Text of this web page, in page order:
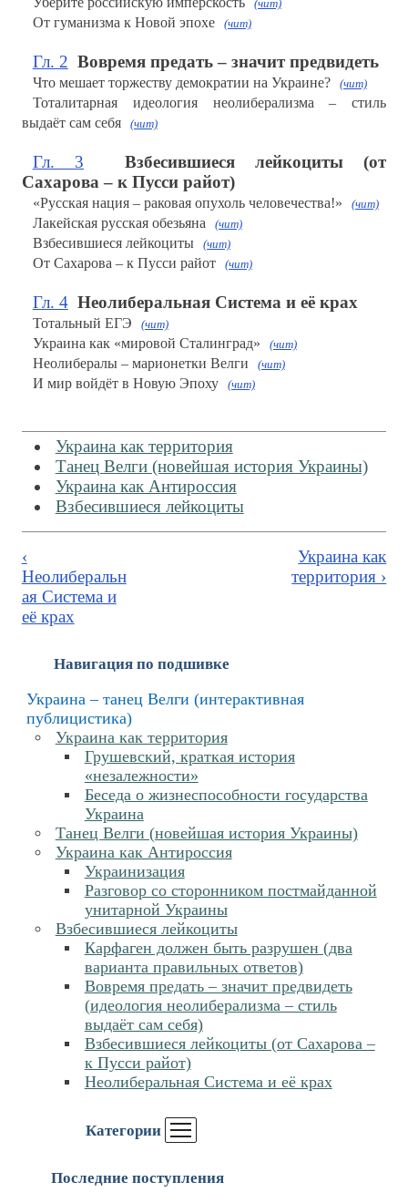
Навигация по подшивке
Украина – танец Велги (интерактивная
публицистика)
Украина как территория
Грушевский, краткая история
«незалежности»
Беседа о жизнеспособности государства
Украина
Танец Велги (новейшая история Украины)
Украина как Антироссия
Украинизация
Разговор со сторонником постмайданной
унитарной Украины
Взбесившиеся лейкоциты
Карфаген должен быть разрушен (два
варианта правильных ответов)
Вовремя предать – значит предвидеть
(идеология неолиберализма – стиль
выдаёт сам себя)
Взбесившиеся лейкоциты (от Сахарова –
к Пусси райот)
Неолиберальная Система и её крах
Категории
Последние поступления
(чит)
От гуманизма к Новой эпохе (чит)
Гл. 2 Вовремя предать – значит предвидеть
Что мешает торжеству демократии на Украине? (чит)
Тоталитарная идеология неолиберализма – стиль
выдаёт сам себя
(чит)
Гл. 3
Взбесившиеся лейкоциты (от
Сахарова – к Пусси райот)
«Русская нация – раковая опухоль человечества!» (чит)
Лакейская русская обезьяна (чит)
Взбесившиеся лейкоциты (чит)
От Сахарова – к Пусси райот (чит)
Гл. 4 Неолиберальная Система и её крах
Тотальный ЕГЭ (чит)
Украина как «мировой Сталинград» (чит)
Неолибералы – марионетки Велги (чит)
И мир войдёт в Новую Эпоху (чит)
Украина как территория
Танец Велги (новейшая история Украины)
Украина как Антироссия
Взбесившиеся лейкоциты
‹
Неолиберальн
ая Система и
её крах
Украина как
территория ›